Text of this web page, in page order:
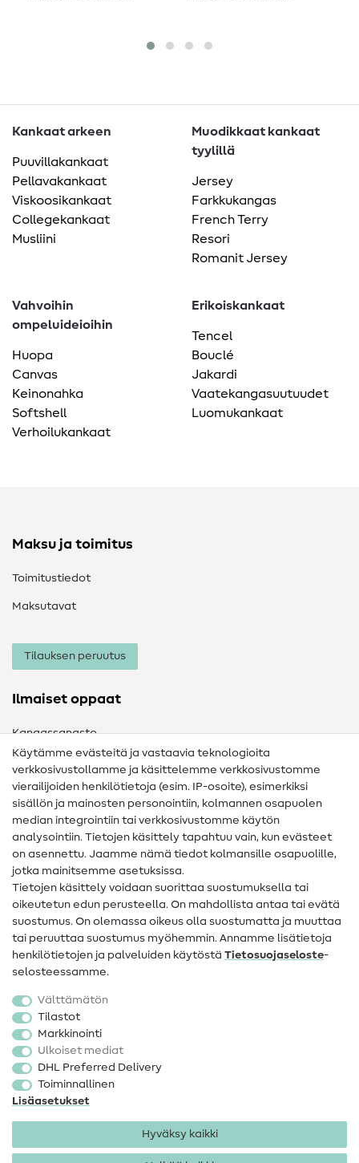
Kankaat arkeen
Puuvillakankaat
Pellavakankaat
Viskoosikankaat
Collegekankaat
Musliini
Muodikkaat kankaat
tyylillä
Jersey
Farkkukangas
French Terry
Resori
Romanit Jersey
Vahvoihin
ompeluideioihin
Huopa
Canvas
Keinonahka
Softshell
Verhoilukankaat
Erikoiskankaat
Tencel
Bouclé
Jakardi
Vaatekangasuutuudet
Luomukankaat
Maksu ja toimitus
Toimitustiedot
Maksutavat
Tilauksen peruutus
Ilmaiset oppaat
Kangassanasto
Ompelusanasto
Ompeluohjeet
Apua ja yhteystiedot
Yhteystiedot
Tietoa omistajanvaihdoksesta
Peruutusoikeus
Suosittu
Kankaat
Ompelutarvikkeet
Ale
Käytämme evästeitä ja vastaavia teknologioita
verkkosivustollamme ja käsittelemme verkkosivustomme
vierailijoiden henkilötietoja (esim. IP-osoite), esimerkiksi
sisällön ja mainosten personointiin, kolmannen osapuolen
median integrointiin tai verkkosivustomme käytön
analysointiin. Tietojen käsittely tapahtuu vain, kun evästeet
on asennettu. Jaamme nämä tiedot kolmansille osapuolille,
jotka mainitsemme asetuksissa.
Tietojen käsittely voidaan suorittaa suostumuksella tai
oikeutetun edun perusteella. On mahdollista antaa tai evätä
suostumus. On olemassa oikeus olla suostumatta ja muuttaa
tai peruuttaa suostumus myöhemmin. Annamme lisätietoja
henkilötietojen ja palveluiden käytöstä Tietosuojaseloste-
selosteessamme.
Välttämätön
Tilastot
Markkinointi
Ulkoiset mediat
DHL Preferred Delivery
Toiminnallinen
Lisäasetukset
Hyväksy kaikki